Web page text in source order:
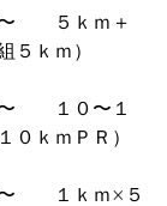
　　５ｋｍ＋
５ｋｍ）
　　１０〜１
０ｋｍＰＲ）
　　１ｋｍ×５